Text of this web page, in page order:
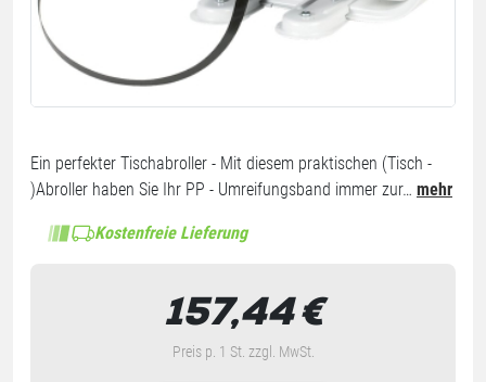
Ein perfekter Tischabroller - Mit diesem praktischen (Tisch -
)Abroller haben Sie Ihr PP - Umreifungsband immer zur… mehr
Kostenfreie Lieferung
157,44 €
Preis p. 1 St. zzgl. MwSt.